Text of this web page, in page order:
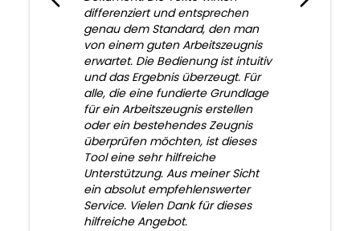
differenziert und entsprechen
genau dem Standard, den man
von einem guten Arbeitszeugnis
erwartet. Die Bedienung ist intuitiv
und das Ergebnis überzeugt. Für
alle, die eine fundierte Grundlage
für ein Arbeitszeugnis erstellen
oder ein bestehendes Zeugnis
überprüfen möchten, ist dieses
Tool eine sehr hilfreiche
Unterstützung. Aus meiner Sicht
ein absolut empfehlenswerter
Service. Vielen Dank für dieses
hilfreiche Angebot.